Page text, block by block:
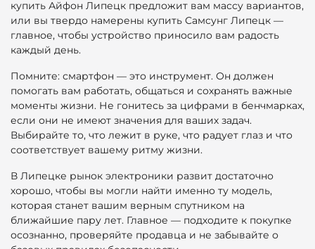
купить Айфон Липецк предложит вам массу вариантов,
или вы твердо намерены купить Самсунг Липецк —
главное, чтобы устройство приносило вам радость
каждый день.
Помните: смартфон — это инструмент. Он должен
помогать вам работать, общаться и сохранять важные
моменты жизни. Не гонитесь за цифрами в бенчмарках,
если они не имеют значения для ваших задач.
Выбирайте то, что лежит в руке, что радует глаз и что
соответствует вашему ритму жизни.
В Липецке рынок электроники развит достаточно
хорошо, чтобы вы могли найти именно ту модель,
которая станет вашим верным спутником на
ближайшие пару лет. Главное — подходите к покупке
осознанно, проверяйте продавца и не забывайте о